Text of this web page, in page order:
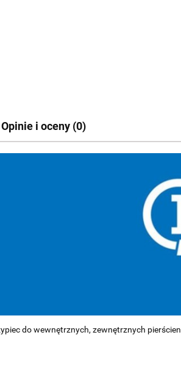
Opinie i oceny (0)
do wewnętrznych, zewnętrznych